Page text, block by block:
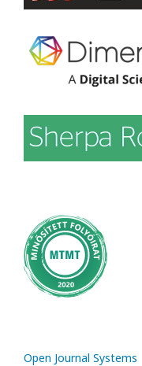
Open Journal Systems